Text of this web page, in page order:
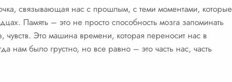
связывающая нас с прошлым, с теми моментами, которые
Память – это не просто способность мозга запоминать
Это машина времени, которая переносит нас в
нам было грустно, но все равно – это часть нас, часть